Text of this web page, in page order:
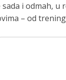
i odmah,
– od